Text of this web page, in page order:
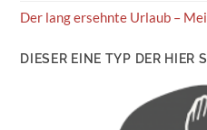
Der lang ersehnte Urlaub –
DIESER EINE TYP DER HIER